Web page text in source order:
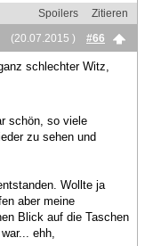
Spoilers
Zitieren
(20.07.2015 )
#66
schlechter Witz,
schön, so viele
zu sehen und
Wollte ja
aber meine
Blick auf die Taschen
ehh,